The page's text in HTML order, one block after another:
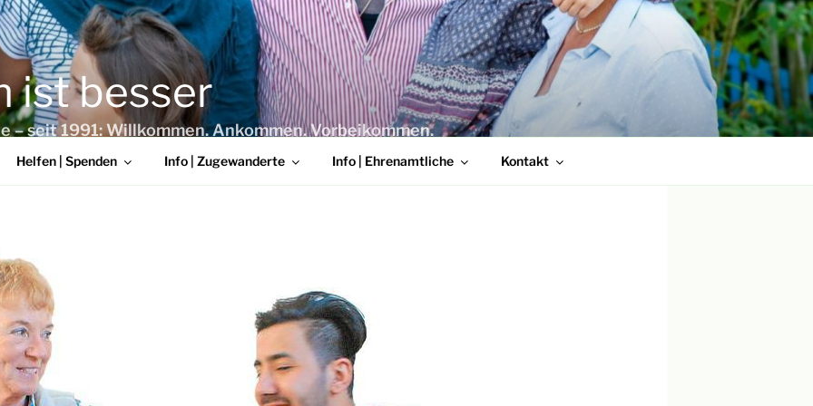
ist besser
– seit 1991: Willkommen. Ankommen. Vorbeikommen.
Helfen | Spenden Info | Zugewanderte Info | Ehrenamtliche Kontakt